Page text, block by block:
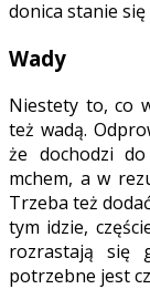
donica stanie
Wady
Niestety to, co
też wadą.
że dochodzi
mchem, a w
Trzeba też
tym idzie,
rozrastają się
potrzebne jest